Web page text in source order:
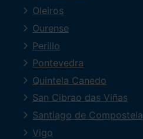
Oleiros
Ourense
Perillo
Pontevedra
Quintela Canedo
San Cibrao das Viñas
Santiago de Compostela
Vigo